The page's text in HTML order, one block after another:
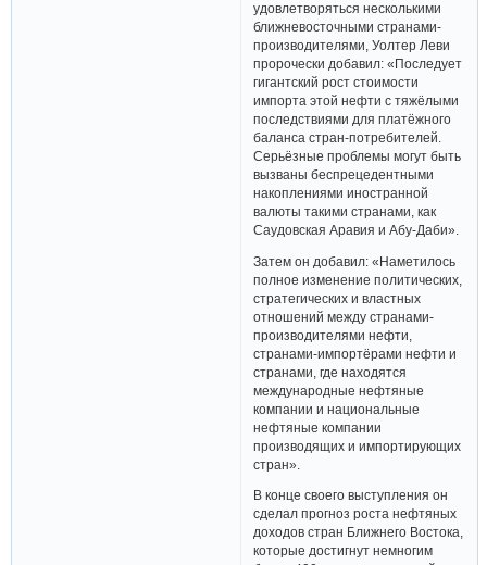
удовлетворяться несколькими
ближневосточными странами-
производителями, Уолтер Леви
пророчески добавил: «Последует
гигантский рост стоимости
импорта этой нефти с тяжёлыми
последствиями для платёжного
баланса стран-потребителей.
Серьёзные проблемы могут быть
вызваны беспрецедентными
накоплениями иностранной
валюты такими странами, как
Саудовская Аравия и Абу-Даби».
Затем он добавил: «Наметилось
полное изменение политических,
стратегических и властных
отношений между странами-
производителями нефти,
странами-импортёрами нефти и
странами, где находятся
международные нефтяные
компании и национальные
нефтяные компании
производящих и импортирующих
стран».
В конце своего выступления он
сделал прогноз роста нефтяных
доходов стран Ближнего Востока,
которые достигнут немногим